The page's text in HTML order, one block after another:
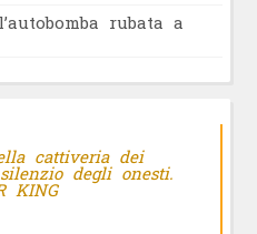
rubata a
cattiveria dei
degli onesti.
KING